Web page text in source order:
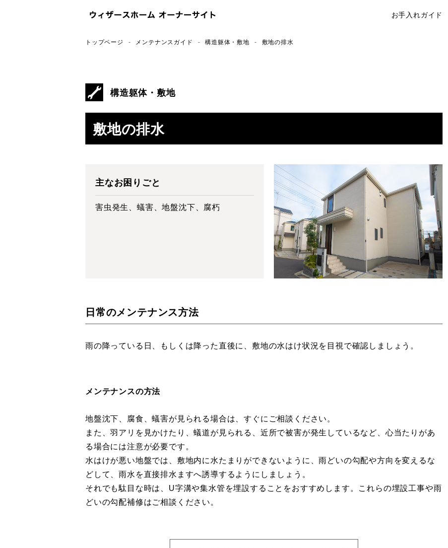
お手入れガイド
トップページ メンテナンスガイド 構造躯体・敷地 敷地の排水
構造躯体・敷地
敷地の排水
主なお困りごと
害虫発生、蟻害、地盤沈下、腐朽
日常のメンテナンス方法
雨の降っている日、もしくは降った直後に、敷地の水はけ状況を目視で確認しましょう。
メンテナンスの方法
地盤沈下、腐食、蟻害が見られる場合は、すぐにご相談ください。
また、羽アリを見かけたり、蟻道が見られる、近所で被害が発生しているなど、心当たりがあ
る場合には注意が必要です。
水はけが悪い地盤では、敷地内に水たまりができないように、雨どいの勾配や方向を変えるな
どして、雨水を直接排水ますへ誘導するようにしましょう。
それでも駄目な時は、U字溝や集水管を埋設することをおすすめします。これらの埋設工事や雨
どいの勾配補修はご相談ください。